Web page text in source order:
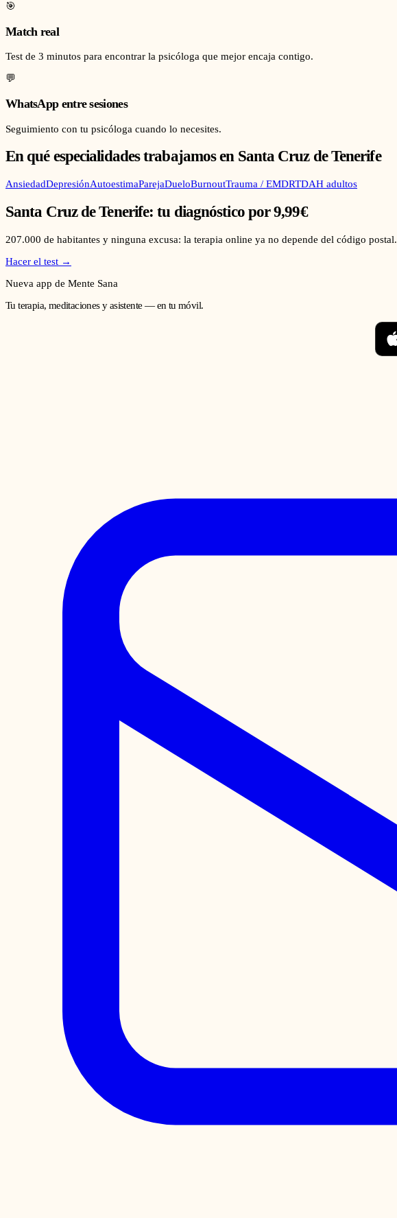
🎯
Match real
Test de 3 minutos para encontrar la psicóloga que mejor encaja contigo.
💬
WhatsApp entre sesiones
Seguimiento con tu psicóloga cuando lo necesites.
En qué especialidades trabajamos en Santa Cruz de Tenerife
AnsiedadDepresiónAutoestimaParejaDueloBurnoutTrauma / EMDRTDAH adultos
Santa Cruz de Tenerife: tu diagnóstico por 9,99€
207.000 de habitantes y ninguna excusa: la terapia online ya no depende del código postal.
Hacer el test →
Nueva app de Mente Sana
Tu terapia, meditaciones y asistente — en tu móvil.